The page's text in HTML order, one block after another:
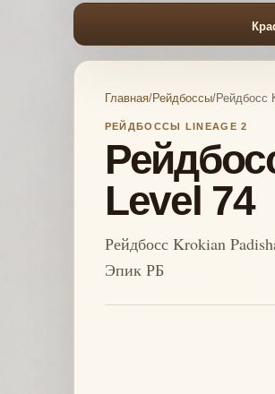
Главная/Рейдбоссы/Рейдбосс
РЕЙДБОССЫ LINEAGE 2
Level 74
Рейдбосс Krokian
Эпик РБ